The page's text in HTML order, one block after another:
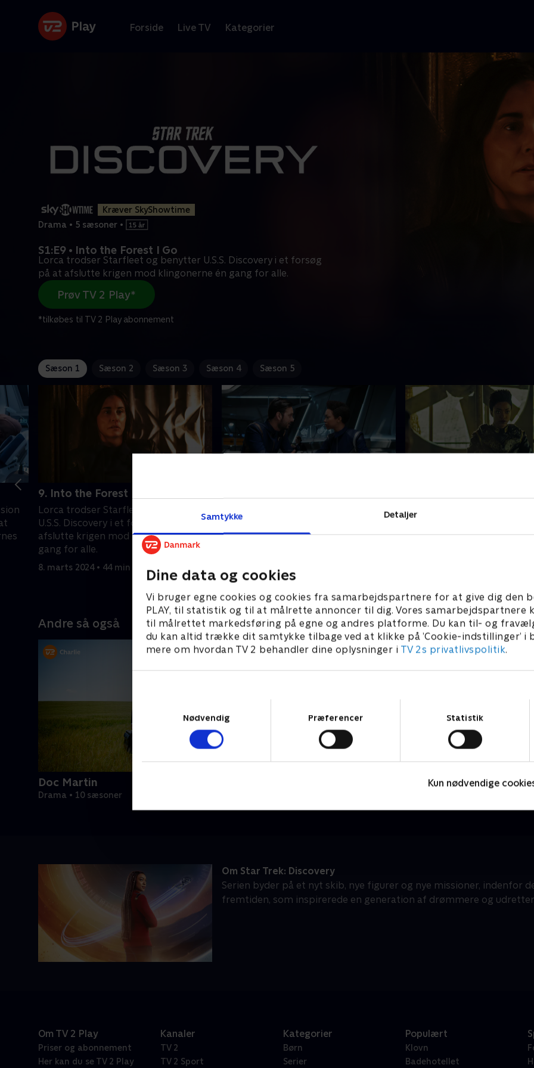
Samtykke Detaljer
Dine data og cookies
Vi bruger egne cookies og cookies fra samarbejdspartnere for at give dig den
PLAY, til statistik og til at målrette annoncer til dig. Vores samarbejdspartnere
til målrettet markedsføring på egne og andres platforme. Du kan til- og
du kan altid trække dit samtykke tilbage ved at klikke på ’Cookie-indstillinger’ i
mere om hvordan TV 2 behandler dine oplysninger i TV 2s privatlivspolitik.
Nødvendig
Præferencer Statistik
Kun nødvendige
Forside Live TV Kategorier
Kræver SkyShowtime
Drama • 5 sæsoner •
S1:E9 • Into the Forest I Go
Lorca trodser Starfleet og benytter U.S.S. Discovery i et forsøg
på at afslutte krigen mod klingonerne én gang for alle.
Prøv TV 2 Play*
*tilkøbes til TV 2 Play abonnement
Sæson 1 Sæson 2 Sæson 3 Sæson 4 Sæson 5
9. Into the Forest I Go
Lorca trodser Starfleet og benytter
U.S.S. Discovery i et forsøg på at
afslutte krigen mod klingonerne én
gang for alle.
8. marts 2024 • 44 min
Discoverys besætning tænke kreativt
for at bekæmpe hidtil uset modstand
8. marts 2024 • 46 min
Mens besætningen
kampen, tager Burnham på
Andre så også
Doc Martin
Drama • 10 sæsoner
Om Star Trek: Discovery
Serien byder på et nyt skib, nye figurer og nye missioner, indenfor
fremtiden, som inspirerede en generation af drømmere og
Om TV 2 Play
Priser og abonnement
Her kan du se TV 2 Play
Kanaler
TV 2
TV 2 Sport
Kategorier
Børn
Serier
Populært
Klovn
Badehotellet